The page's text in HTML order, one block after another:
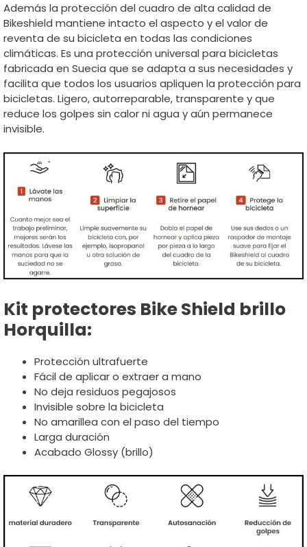
Además la protección del cuadro de alta calidad de
Bikeshield mantiene intacto el aspecto y el valor de
reventa de su bicicleta en todas las condiciones
climáticas. Es una protección universal para bicicletas
fabricada en Suecia que se adapta a sus necesidades y
facilita que todos los usuarios apliquen la protección para
bicicletas. Ligero, autorreparable, transparente y que
reduce los golpes sin calor ni agua y aún permanece
invisible.
Kit protectores Bike Shield brillo
Horquilla:
Protección ultrafuerte
Fácil de aplicar o extraer a mano
No deja residuos pegajosos
Invisible sobre la bicicleta
No amarillea con el paso del tiempo
Larga duración
Acabado Glossy (brillo)